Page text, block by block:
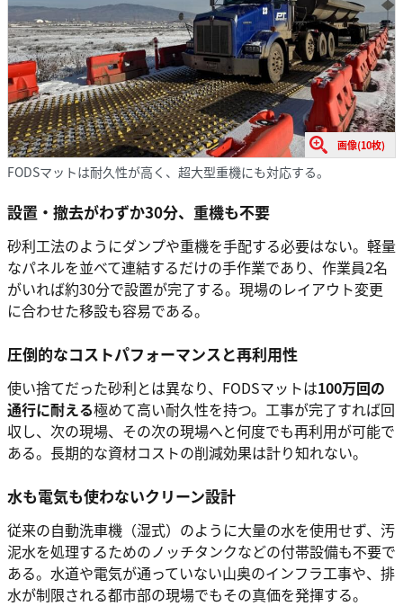
画像(10枚)
FODSマットは耐久性が高く、超大型重機にも対応する。
設置・撤去がわずか30分、重機も不要
砂利工法のようにダンプや重機を手配する必要はない。軽量
なパネルを並べて連結するだけの手作業であり、作業員2名
がいれば約30分で設置が完了する。現場のレイアウト変更
に合わせた移設も容易である。
圧倒的なコストパフォーマンスと再利用性
使い捨てだった砂利とは異なり、FODSマットは100万回の
通行に耐える極めて高い耐久性を持つ。工事が完了すれば回
収し、次の現場、その次の現場へと何度でも再利用が可能で
ある。長期的な資材コストの削減効果は計り知れない。
水も電気も使わないクリーン設計
従来の自動洗車機（湿式）のように大量の水を使用せず、汚
泥水を処理するためのノッチタンクなどの付帯設備も不要で
ある。水道や電気が通っていない山奥のインフラ工事や、排
水が制限される都市部の現場でもその真価を発揮する。